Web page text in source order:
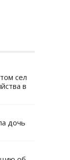
сел
в
дочь